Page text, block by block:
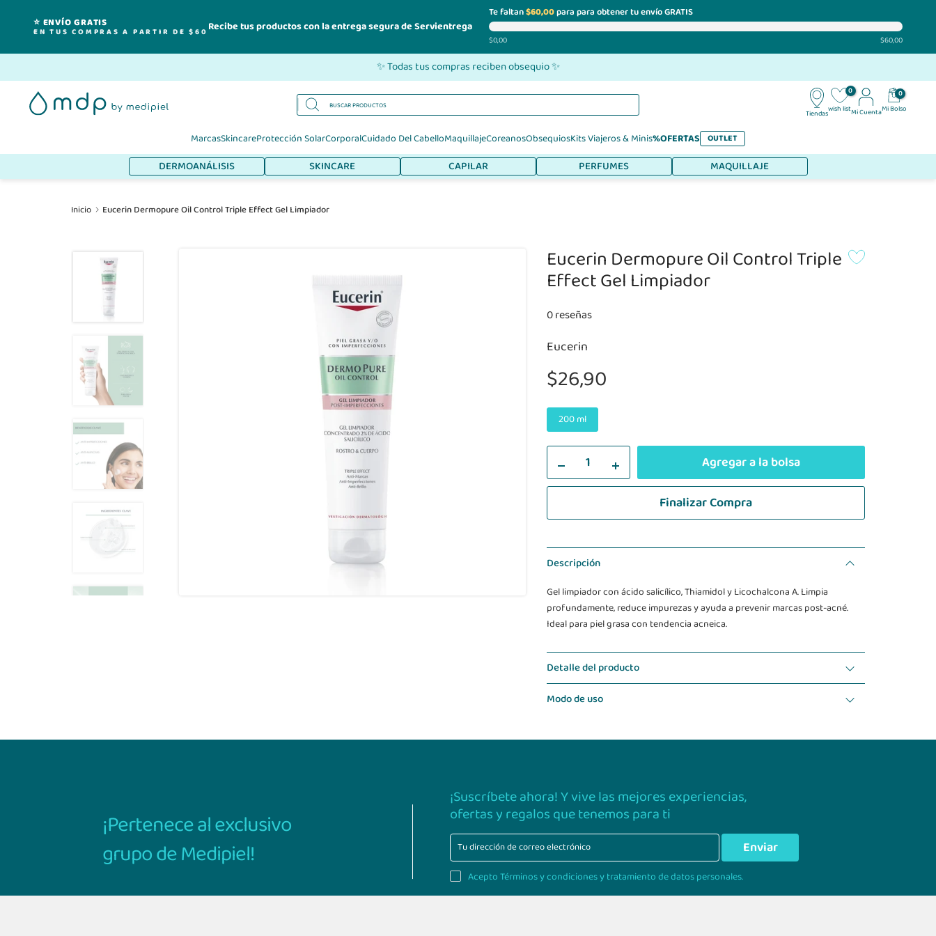
⭐ ENVÍO GRATIS
EN TUS COMPRAS A PARTIR DE $60 Recibe tus productos con la entrega segura de Servientrega
Te faltan$60,00para para obtener tu envío GRATIS
$0,00 $60,00
al
contenido
✨ Todas tus compras reciben obsequio ✨
Tiendas
0
wish listMi Cuenta
0
Mi Bolso
MarcasSkincareProtección SolarCorporalCuidado Del CabelloMaquillajeCoreanosObsequiosKits Viajeros & Minis%OFERTAS OUTLET
DERMOANÁLISIS SKINCARE CAPILAR PERFUMES MAQUILLAJE
Inicio Eucerin Dermopure Oil Control Triple Effect Gel Limpiador
Eucerin Dermopure Oil Control Triple
Effect Gel Limpiador
0 reseñas
Eucerin
$26,90
200 ml
Agregar a la bolsa
Finalizar Compra
Descripción
Gel limpiador con ácido salicílico, Thiamidol y Licochalcona A. Limpia
profundamente, reduce impurezas y ayuda a prevenir marcas post-acné.
Ideal para piel grasa con tendencia acneica.
Detalle del producto
Modo de uso
¡Pertenece al exclusivo
grupo de Medipiel!
¡Suscríbete ahora! Y vive las mejores experiencias,
ofertas y regalos que tenemos para ti
Enviar
Acepto Términos y condiciones y tratamiento de datos personales.